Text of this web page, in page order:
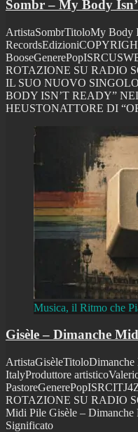
Sombr – My Body
ArtistaSombrTitoloMy Body
ROTAZIONE SU RADIO
IL SUO NUOVO
BODY ISN’T READY”
HEUSTONATTORE DI
Musica, il Ritmo che
Gisèle – Dimanche
ItalyProduttore
ROTAZIONE SU RADIO
Midi Pile Gisèle –
Significato